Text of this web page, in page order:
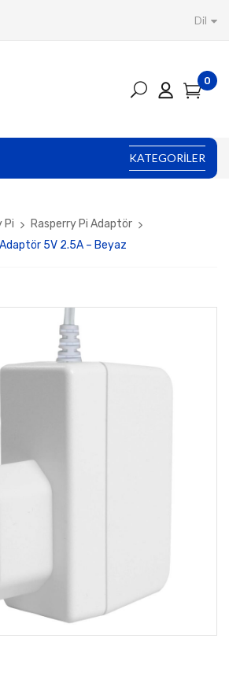
Dil
0
KATEGORILER
Pi
Rasperry Pi Adaptör
5V 2.5A – Beyaz